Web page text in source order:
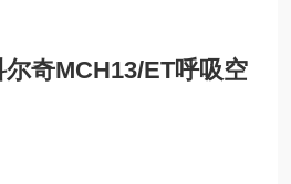
奇MCH13/ET呼吸空